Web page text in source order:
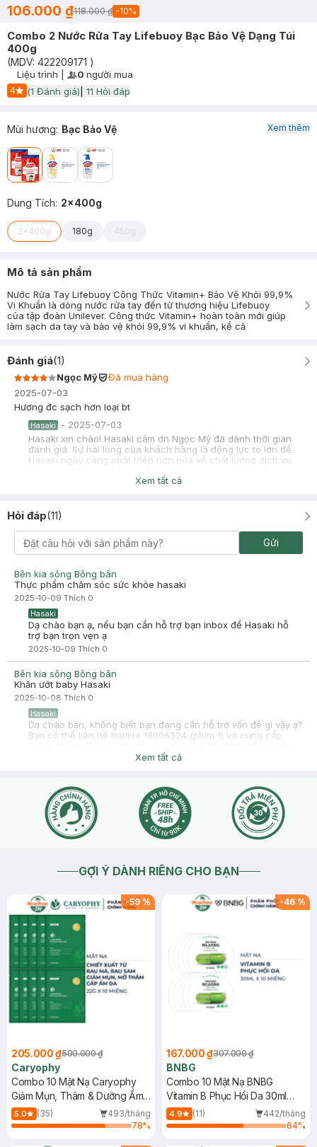
106.000 ₫118.000 ₫ -10%
Combo 2 Nước Rửa Tay Lifebuoy Bạc Bảo Vệ Dạng Túi
400g
(MDV: 422209171 )
Timer Gray Icon
Liệu trình User Product Icon
0 người mua
4
Start Icon
(1 Đánh giá) 11 Hỏi đáp
Mùi hương: Bạc Bảo Vệ
Dung Tích: 2x400g
2x400g 180g 450g
Xem thêm
Mô tả sản phẩm
Nước Rửa Tay Lifebuoy Công Thức Vitamin+ Bảo Vệ Khỏi 99,9%
Vi Khuẩn là dòng nước rửa tay đến từ thương hiệu Lifebuoy
của tập đoàn Unilever. Công thức Vitamin+ hoàn toàn mới giúp
làm sạch da tay và bảo vệ khỏi 99,9% vi khuẩn, kể cả
Đánh giá(1)
Ngọc Mỹ
Đã mua hàng
2025-07-03
Hương đc sạch hơn loại bt
Hasaki - 2025-07-03
Hasaki xin chào! Hasaki cảm ơn Ngọc Mỹ đã dành thời gian
đánh giá. Sự hài lòng của khách hàng là động lực to lớn để
Hasaki ngày càng phát triển hơn nữa về chất lượng dịch vụ.
Xem tất cả
Hỏi đáp(11)
Gửi
Bên kia sông Bông bân
Thực phẩm chăm sóc sức khỏe hasaki
2025-10-09 Thích 0
Hasaki
Dạ chào bạn ạ, nếu bạn cần hỗ trợ bạn inbox để Hasaki hỗ
trợ bạn trọn vẹn ạ
2025-10-09 Thích 0
Bên kia sông Bông bân
Khăn ướt baby Hasaki
2025-10-08 Thích 0
Hasaki
Dạ chào bạn, không biết bạn đang cần hỗ trợ vấn đề gì vậy ạ?
Bạn có thể liên hệ hotline 18006324 (phím 1) và cung cấp
Cảm ơn bạn đã tin tưởng và mua sắm tại Hasaki!
Xem tất cả
GỢI Ý DÀNH RIÊNG CHO BẠN
-59 %
205.000 ₫500.000 ₫
Caryophy
Combo 10 Mặt Nạ Caryophy
Giảm Mụn, Thâm & Dưỡng Ẩm
Da 22g
5.0 (35)
493/tháng
78%
-46 %
167.000 ₫307.000 ₫
BNBG
Combo 10 Mặt Nạ BNBG
Vitamin B Phục Hồi Da 30ml
(Mới)
4.9 (11)
442/tháng
64%